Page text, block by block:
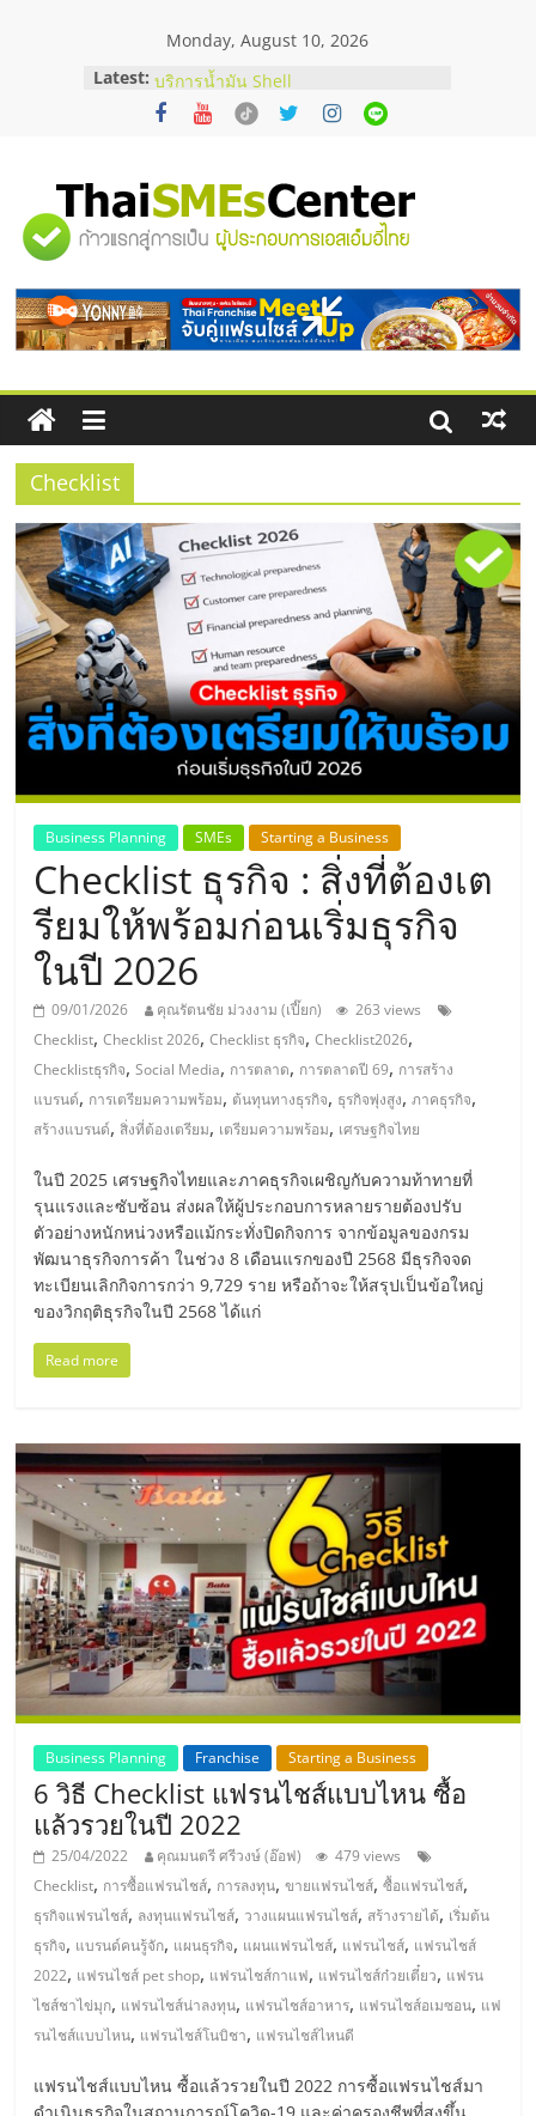
Monday, August 10, 2026
Latest: สัมมนาออนไลน์ โอกาสบริหารสถานี
บริการน้ำมัน Shell
คู่มือผู้ซื้อ เลือกเว็บปั้มไลค์อย่างไรให้
วิเคราะห์ข้อดีและข้อควรพิจารณา
FAQ รวมคำถามยอดฮิตเกี่ยวกับการ
ปั้มฟอลติ๊กตอกที่เจ้าของธุรกิจควรรู้
เริ่มยังไงให้ผ่านฉลุย
"ศูนย์
รวม
ข้อมูล
ธุรกิจ
SME
แห่ง
ประเทศไทย,
ThaiSMEsCenter,
รวม
ธุรกิจ
เอ
ส
เอ็
มอี
ไทย,
SMEs,
แฟ
รน
ไชส์,
ที่
ปรึกษา
แฟ
รน
ไชส์,
รวม
แฟ
รน
ไชส์
ขาย
Checklist
Business Planning SMEs Starting a Business
Checklist ธุรกิจ : สิ่งที่ต้องเต
รียมให้พร้อมก่อนเริ่มธุรกิจ
ในปี 2026
09/01/2026 คุณรัตนชัย ม่วงงาม (เปี๊ยก)
263 views
Checklist,Checklist 2026,Checklist ธุรกิจ,Checklist2026,
Checklistธุรกิจ,Social Media, การตลาด, การตลาดปี 69, การสร้าง
แบรนด์, การเตรียมความพร้อม, ต้นทุนทางธุรกิจ, ธุรกิจพุ่งสูง,ภาคธุรกิจ,
สร้างแบรนด์,สิ่งที่ต้องเตรียม, เตรียมความพร้อม, เศรษฐกิจไทย
ในปี 2025 เศรษฐกิจไทยและภาคธุรกิจเผชิญกับความท้าทายที่
รุนแรงและซับซ้อน ส่งผลให้ผู้ประกอบการหลายรายต้องปรับ
ตัวอย่างหนักหน่วงหรือแม้กระทั่งปิดกิจการ จากข้อมูลของกรม
พัฒนาธุรกิจการค้า ในช่วง 8 เดือนแรกของปี 2568 มีธุรกิจจด
ทะเบียนเลิกกิจการกว่า 9,729 ราย หรือถ้าจะให้สรุปเป็นข้อใหญ่
ของวิกฤติธุรกิจในปี 2568 ได้แก่
Read more
Business Planning Franchise Starting a Business
6 วิธี Checklist แฟรนไชส์แบบไหน ซื้อ
แล้วรวยในปี 2022
25/04/2022 คุณมนตรี ศรีวงษ์ (อ๊อฟ)
479 views
Checklist, การซื้อแฟรนไชส์, การลงทุน,ขายแฟรนไชส์,ซื้อแฟรนไชส์,
ธุรกิจแฟรนไชส์, ลงทุนแฟรนไชส์, วางแผนแฟรนไชส์, สร้างรายได้, เริ่มต้น
ธุรกิจ, แบรนด์คนรู้จัก, แผนธุรกิจ, แผนแฟรนไชส์, แฟรนไชส์, แฟรนไชส์
2022, แฟรนไชส์ pet shop, แฟรนไชส์กาแฟ, แฟรนไชส์ก๋วยเตี๋ยว, แฟรน
ไชส์ชาไข่มุก, แฟรนไชส์น่าลงทุน, แฟรนไชส์อาหาร, แฟรนไชส์อเมซอน, แฟ
รนไชส์แบบไหน, แฟรนไชส์โนบิชา, แฟรนไชส์ไหนดี
แฟรนไชส์แบบไหน ซื้อแล้วรวยในปี 2022 การซื้อแฟรนไชส์มา